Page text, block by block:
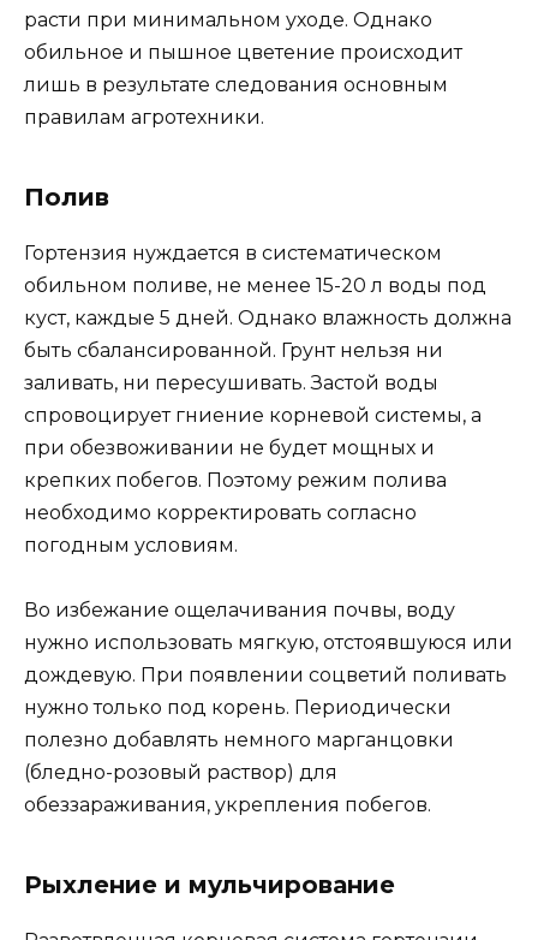
расти при минимальном уходе. Однако
обильное и пышное цветение происходит
лишь в результате следования основным
правилам агротехники.
Полив
Гортензия нуждается в систематическом
обильном поливе, не менее 15-20 л воды под
куст, каждые 5 дней. Однако влажность должна
быть сбалансированной. Грунт нельзя ни
заливать, ни пересушивать. Застой воды
спровоцирует гниение корневой системы, а
при обезвоживании не будет мощных и
крепких побегов. Поэтому режим полива
необходимо корректировать согласно
погодным условиям.
Во избежание ощелачивания почвы, воду
нужно использовать мягкую, отстоявшуюся или
дождевую. При появлении соцветий поливать
нужно только под корень. Периодически
полезно добавлять немного марганцовки
(бледно-розовый раствор) для
обеззараживания, укрепления побегов.
Рыхление и мульчирование